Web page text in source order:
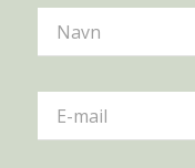
Navn
E-mail